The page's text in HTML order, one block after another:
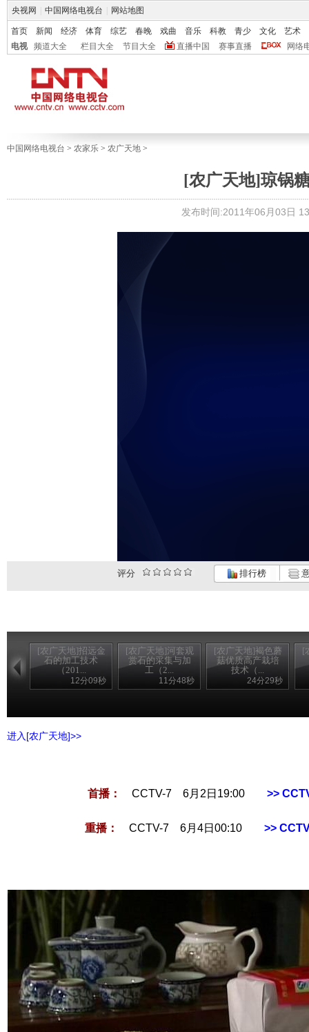
央视网 中国网络电视台 网站地图
首页 新闻 经济 体育 综艺 春晚 戏曲 音乐 科教 青少 文化
艺术
电视
频道大全 栏目大全 节目大全 直播中国 赛事直播 网络
中国网络电视台 > 农家乐 > 农广天地 >
[农广天地]琼锅
发布时间:2011年06月03日
评分 排行榜
[农广天地]招远金
石的加工技术
（201...
12分09秒
[农广天地]河套观
赏石的采集与加
工（2...
11分48秒
[农广天地]褐色蘑
菇优质高产栽培
技术（...
24分29秒
[
进入[农广天地]>>
首播： CCTV-7 6月2日19:00 >>
重播： CCTV-7 6月4日00:10 >>